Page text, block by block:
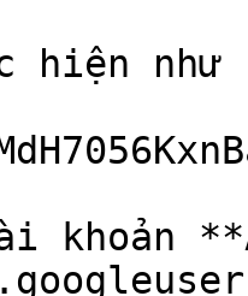
hiện như
khoản